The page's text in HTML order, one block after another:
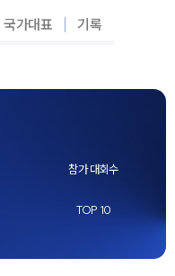
국가대표 기록
참가 대회수
TOP 10